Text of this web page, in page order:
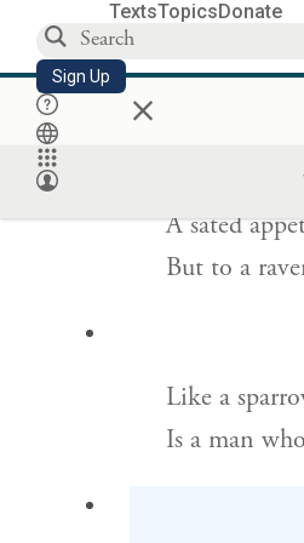
TextsTopicsDonate
Sign Up ×
The kisses
A sated
But to a
Like a
Is a man